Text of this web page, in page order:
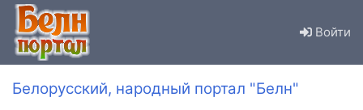
Войти
Белорусский, народный портал "Белн"